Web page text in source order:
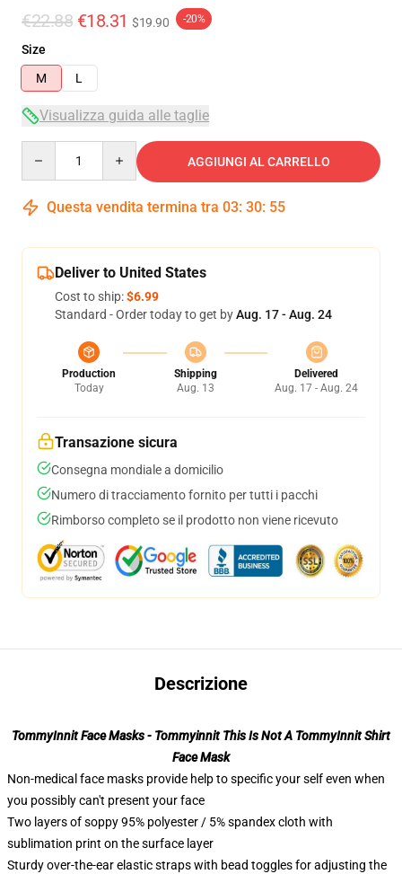
€22.88 €18.31 $19.90 -20%
Size
M
L
Visualizza guida alle taglie
AGGIUNGI AL CARRELLO
Questa vendita termina tra 03: 30: 54
Deliver to United States
Cost to ship:$6.99
Standard - Order today to get byAug. 17 - Aug. 24
Production
Today
Shipping
Aug. 13
Delivered
Aug. 17 - Aug. 24
Transazione sicura
Consegna mondiale a domicilio
Numero di tracciamento fornito per tutti i pacchi
Rimborso completo se il prodotto non viene ricevuto
Descrizione
TommyInnit Face Masks - Tommyinnit This Is Not A TommyInnit Shirt
Face Mask
Non-medical face masks provide help to specific your self even when
you possibly can't present your face
Two layers of soppy 95% polyester / 5% spandex cloth with
sublimation print on the surface layer
Sturdy over-the-ear elastic straps with bead toggles for adjusting the